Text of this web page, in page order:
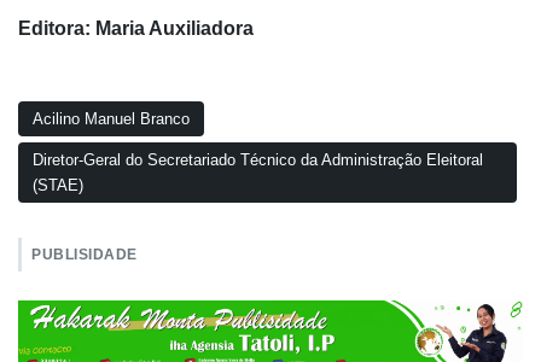
Editora: Maria Auxiliadora
Acilino Manuel Branco
Diretor-Geral do Secretariado Técnico da Administração Eleitoral
(STAE)
PUBLISIDADE